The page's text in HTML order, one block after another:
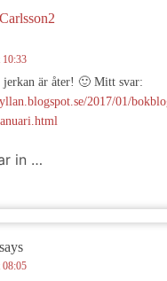
10:33
jerkan är åter! 🙂 Mitt svar:
2017/01/
in …
says
08:05